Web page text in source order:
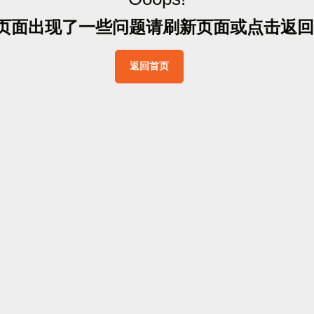
面出现了一些问题请刷新页面或点击返 回
返回首页